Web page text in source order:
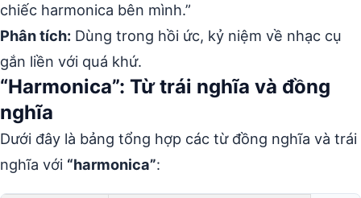
chiếc harmonica bên mình.”
Phân tích: Dùng trong hồi ức, kỷ niệm về nhạc cụ
gắn liền với quá khứ.
“Harmonica”: Từ trái nghĩa và đồng
nghĩa
Dưới đây là bảng tổng hợp các từ đồng nghĩa và trái
nghĩa với “harmonica”: